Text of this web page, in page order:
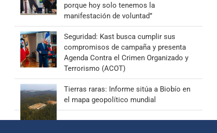
porque hoy solo tenemos la
manifestación de voluntad”
Seguridad: Kast busca cumplir sus
compromisos de campaña y presenta
Agenda Contra el Crimen Organizado y
Terrorismo (ACOT)
Tierras raras: Informe sitúa a Biobío en
el mapa geopolítico mundial